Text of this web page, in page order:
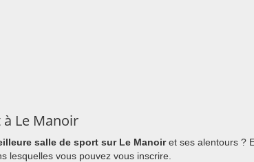
Le Manoir
salle de sport sur Le Manoiret ses alentours ?
lesquelles vous pouvez vous inscrire.